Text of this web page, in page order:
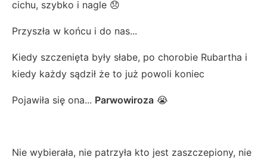
cichu, szybko i nagle 😞
Przyszła w końcu i do nas...
Kiedy szczenięta były słabe, po chorobie Rubartha i
kiedy każdy sądził że to już powoli koniec
Pojawiła się ona... Parwowiroza 😭
Nie wybierała, nie patrzyła kto jest zaszczepiony, nie